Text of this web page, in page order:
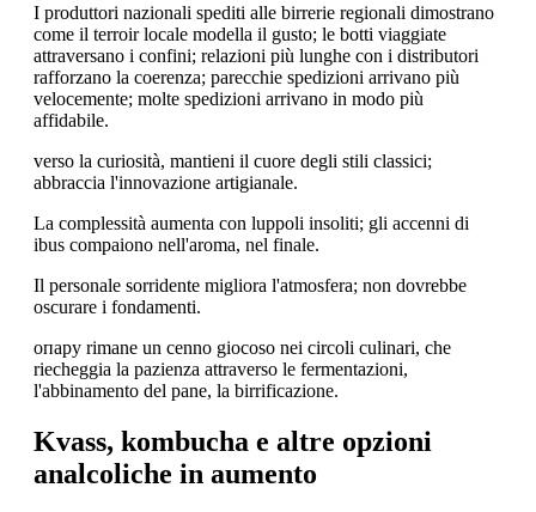
I produttori nazionali spediti alle birrerie regionali dimostrano
come il terroir locale modella il gusto; le botti viaggiate
attraversano i confini; relazioni più lunghe con i distributori
rafforzano la coerenza; parecchie spedizioni arrivano più
velocemente; molte spedizioni arrivano in modo più
affidabile.
verso la curiosità, mantieni il cuore degli stili classici;
abbraccia l'innovazione artigianale.
La complessità aumenta con luppoli insoliti; gli accenni di
ibus compaiono nell'aroma, nel finale.
Il personale sorridente migliora l'atmosfera; non dovrebbe
oscurare i fondamenti.
опару rimane un cenno giocoso nei circoli culinari, che
riecheggia la pazienza attraverso le fermentazioni,
l'abbinamento del pane, la birrificazione.
Kvass, kombucha e altre opzioni
analcoliche in aumento